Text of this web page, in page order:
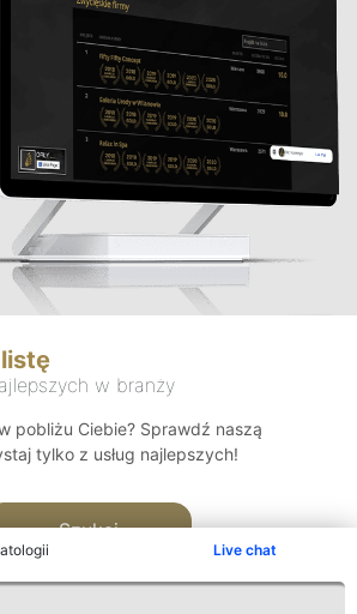
Live chat
w branży
pobliżu Ciebie? Sprawdź naszą
tylko z usług najlepszych!
Szukaj